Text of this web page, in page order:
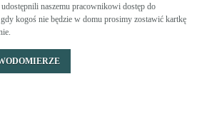
naszemu pracownikowi dostęp do
kogoś nie będzie w domu prosimy zostawić kartkę